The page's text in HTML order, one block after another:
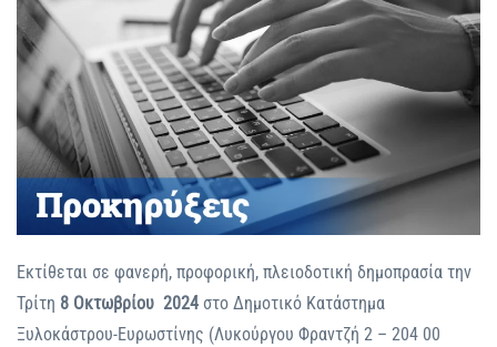
Εκτίθεται σε φανερή, προφορική, πλειοδοτική δημοπρασία την
Τρίτη 8 Οκτωβρίου 2024 στο Δημοτικό Κατάστημα
Ξυλοκάστρου-Ευρωστίνης (Λυκούργου Φραντζή 2 – 204 00